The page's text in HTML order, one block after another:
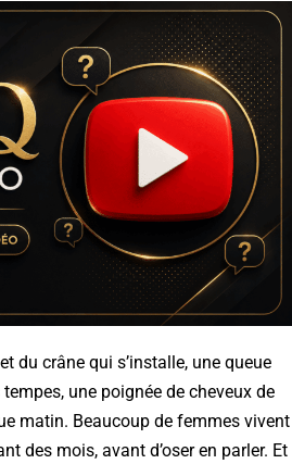
du crâne qui s’installe, une queue
une poignée de cheveux de
matin. Beaucoup de femmes vivent
des mois, avant d’oser en parler. Et